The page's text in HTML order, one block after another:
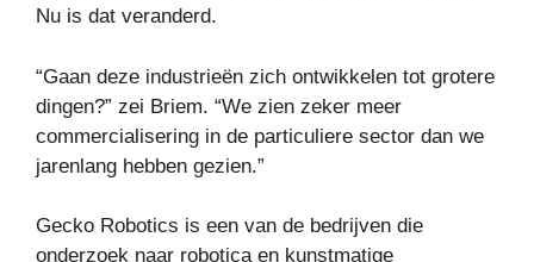
Nu is dat veranderd.
“Gaan deze industrieën zich ontwikkelen tot grotere
dingen?” zei Briem. “We zien zeker meer
commercialisering in de particuliere sector dan we
jarenlang hebben gezien.”
Gecko Robotics is een van de bedrijven die
onderzoek naar robotica en kunstmatige